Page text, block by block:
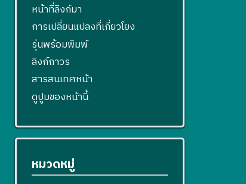
หน้าที่ลิงก์มา
การเปลี่ยนแปลงที่เกี่ยวโยง
รุ่นพร้อมพิมพ์
ลิงก์ถาวร
สารสนเทศหน้า
ดูปูมของหน้านี้
หมวดหมู่